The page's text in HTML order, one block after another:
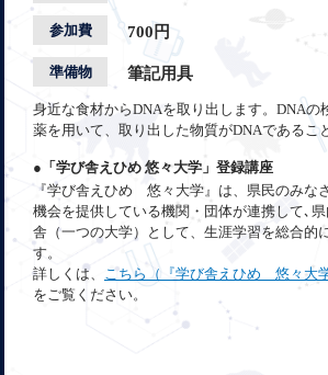
参加費 700円
準備物 筆記用具
身近な食材からDNAを取り出します。DNAの
薬を用いて、取り出した物質がDNAであるこ
●「学び舎えひめ 悠々大学」登録講座
『学び舎えひめ 悠々大学』は、県民のみな
機会を提供している機関・団体が連携して､
舎（一つの大学）として、生涯学習を総合的
す。
詳しくは、
こちら（『学び舎えひめ 悠々大
をご覧ください。